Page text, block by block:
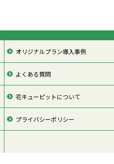
オリジナルプラン導入事例
よくある質問
花キューピットについて
プライバシーポリシー